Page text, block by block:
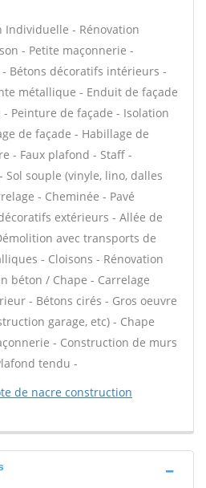
Individuelle - Rénovation
- Petite maçonnerie -
Bétons décoratifs intérieurs -
métallique - Enduit de façade
Peinture de façade - Isolation
de façade - Habillage de
- Faux plafond - Staff -
souple (vinyle, lino, dalles
- Cheminée - Pavé
extérieurs - Allée de
avec transports de
- Cloisons - Rénovation
béton / Chape - Carrelage
- Bétons cirés - Gros oeuvre
garage, etc) - Chape
- Construction de murs
tendu -
de nacre construction